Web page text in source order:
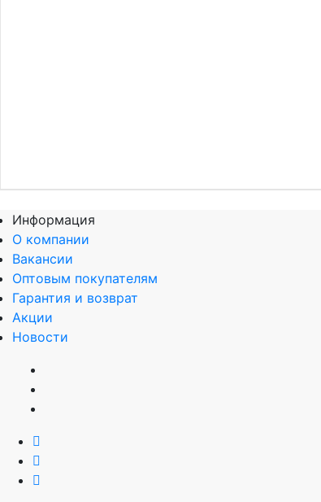
Информация
О компании
Вакансии
Оптовым покупателям
Гарантия и возврат
Акции
Новости